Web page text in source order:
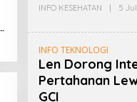
INFO KESEHATAN | 5
INFO TEKNOLOGI
Len Dorong
Pertahanan
GCI